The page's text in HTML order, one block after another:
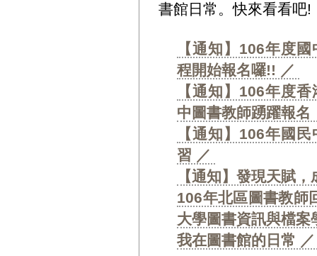
書館日常。快來看看吧!
【通知】106年度
程開始報名囉!! ／
【通知】106年度
中圖書教師踴躍報
【通知】106年國
習 ／
【通知】發現天賦
106年北區圖書教師
大學圖書資訊與檔案
我在圖書館的日常